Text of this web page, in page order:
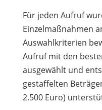
Für jeden Aufruf
Einzelmaßnahmen
Auswahlkriterien
Aufruf mit den
ausgewählt und
gestaffelten
2.500 Euro)